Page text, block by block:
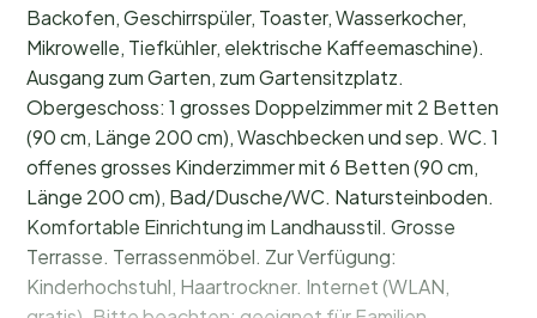
Backofen, Geschirrspüler, Toaster, Wasserkocher,
Mikrowelle, Tiefkühler, elektrische Kaffeemaschine).
Ausgang zum Garten, zum Gartensitzplatz.
Obergeschoss: 1 grosses Doppelzimmer mit 2 Betten
(90 cm, Länge 200 cm), Waschbecken und sep. WC. 1
offenes grosses Kinderzimmer mit 6 Betten (90 cm,
Länge 200 cm), Bad/Dusche/WC. Natursteinboden.
Komfortable Einrichtung im Landhausstil. Grosse
Terrasse. Terrassenmöbel. Zur Verfügung:
Kinderhochstuhl, Haartrockner. Internet (WLAN,